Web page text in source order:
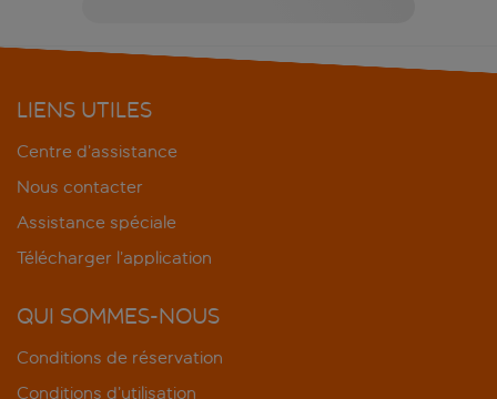
LIENS UTILES
Centre d’assistance
Nous contacter
Assistance spéciale
Télécharger l’application
QUI SOMMES-NOUS
Conditions de réservation
Conditions d’utilisation